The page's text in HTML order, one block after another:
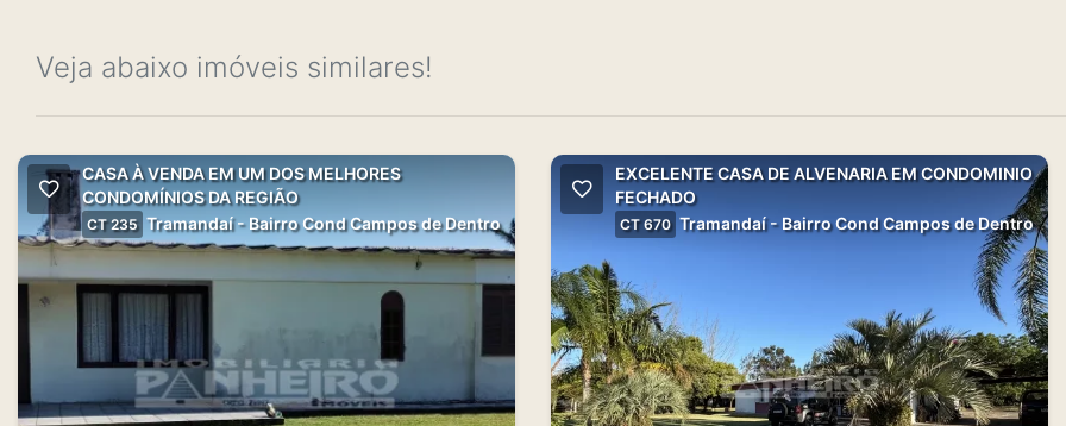
Veja abaixo imóveis similares!
CASA À VENDA EM UM DOS MELHORES
CONDOMÍNIOS DA REGIÃO
CT 235 Tramandaí - Bairro Cond Campos de Dentro
EXCELENTE CASA DE ALVENARIA EM CONDOMINIO
FECHADO
CT 670 Tramandaí - Bairro Cond Campos de Dentro